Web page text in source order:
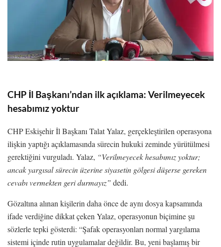
CHP İl Başkanı’ndan ilk açıklama: Verilmeyecek
hesabımız yoktur
CHP Eskişehir İl Başkanı Talat Yalaz, gerçekleştirilen operasyona
ilişkin yaptığı açıklamasında sürecin hukuki zeminde yürütülmesi
gerektiğini vurguladı. Yalaz, “Verilmeyecek hesabımız yoktur;
ancak yargısal sürecin üzerine siyasetin gölgesi düşerse gereken
cevabı vermekten geri durmayız” dedi.
Gözaltına alınan kişilerin daha önce de aynı dosya kapsamında
ifade verdiğine dikkat çeken Yalaz, operasyonun biçimine şu
sözlerle tepki gösterdi: “Şafak operasyonları normal yargılama
sistemi içinde rutin uygulamalar değildir. Bu, yeni başlamış bir